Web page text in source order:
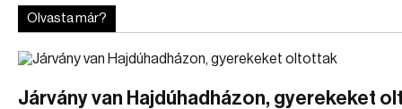
Olvasta már?
Járvány van Hajdúhadházon, gyerekeket